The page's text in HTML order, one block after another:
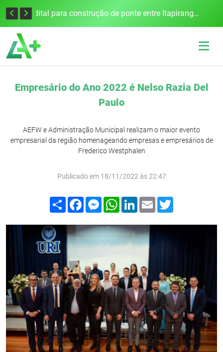
Edital para construção de ponte entre Itapiranga e Barra do Guarita deve ser lançado no segundo semestre
Empresário do Ano 2022 é Nelso Razia Del
Paulo
AEFW e Administração Municipal realizam o maior evento
empresarial da região homenageando empresas e empresários de
Frederico Westphalen
Publicado em 18/11/2022 às 22:47
Compartilhar
FacebookMessenger
WhatsApp
LinkedIn
Email